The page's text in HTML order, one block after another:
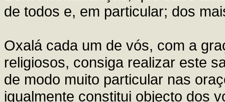
de todos e, em particular; dos
Oxalá cada um de vós, com a
religiosos, consiga realizar este
de modo muito particular nas
igualmente constitui objecto dos